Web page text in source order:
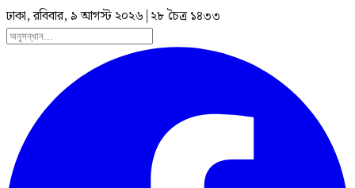
ঢাকা, রবিবার, ৯ আগস্ট ২০২৬ | ২৮ চৈত্র ১৪৩৩